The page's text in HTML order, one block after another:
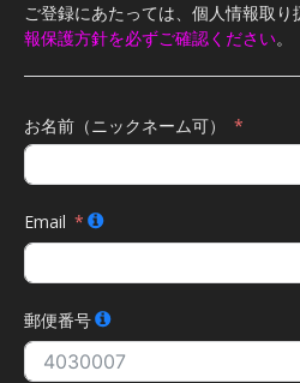
ご登録にあたっては、個人情報取
報保護方針を必ずご確認ください。
お名前（ニックネーム可）
Email
郵便番号